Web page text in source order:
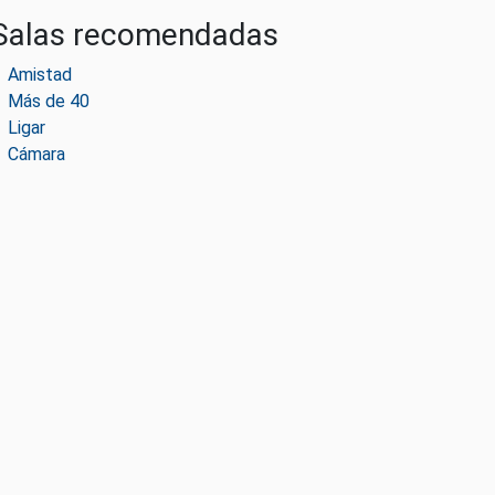
recomendadas
Amistad
Más de 40
Ligar
Cámara